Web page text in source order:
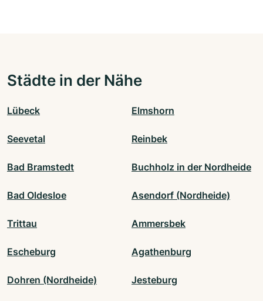
Städte in der Nähe
Lübeck Elmshorn
Seevetal Reinbek
Bad Bramstedt Buchholz in der Nordheide
Bad Oldesloe Asendorf (Nordheide)
Trittau Ammersbek
Escheburg Agathenburg
Dohren (Nordheide) Jesteburg